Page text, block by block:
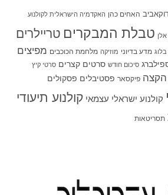
האחים כהן האקדמיה הישראלית לקולנוע
אלן טבלת המבקרים טריילרים
בלוג מדע בדיוני מוזיקה מלחמת הכוכבים מפיצים
סיכום חודש סרטים קצרים סרטי קיץ
הקצה פיקסאר פסטיבלים פסקולים
קולנוע ישראלי עצמאי קולנוע תיעודי
תסריטאות